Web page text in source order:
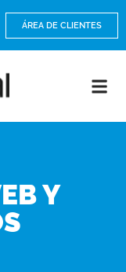
ÁREA DE CLIENTES
Y